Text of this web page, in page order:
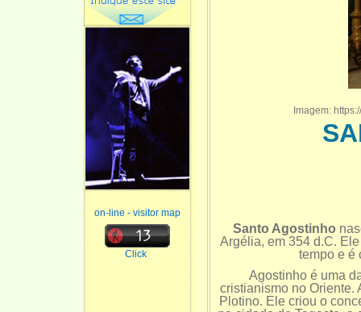
on-line - visitor map
Click
Imagem:
Santo Agostinho
Argélia, em 354 d.C.
tempo e é
Agostinho é uma
cristianismo no Oriente.
Plotino. Ele criou o